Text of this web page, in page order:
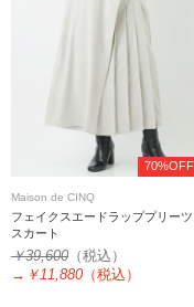
70%OFF
Maison de CINQ
フェイクスエードラッププリーツ
スカート
￥39,600 （税込）
→ ￥11,880 （税込）